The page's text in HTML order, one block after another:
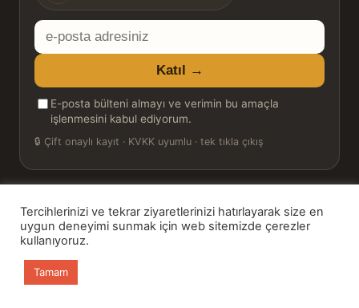
E-
posta
adresiniz
Katıl →
E-posta bülteni almayı ve verimin bu amaçla
işlenmesini kabul ediyorum.
🔒 Çift onaylı kayıt · KVKK uyumlu · tek tıkla çıkış
© 2026 Bookinton — Türkiye’nin Kitap Platformu
HT Book Review — webmaster: Hakan Turgay
Tercihlerinizi ve tekrar ziyaretlerinizi hatırlayarak size en
uygun deneyimi sunmak için web sitemizde çerezler
kullanıyoruz.
Tamam